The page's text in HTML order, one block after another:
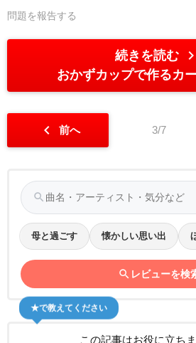
問題を報告する
続きを読む chevron_right
おかずカップで作るカ
chevron_left 前へ 3/7
search
母と過ごす 懐かしい思い出
search レビューを検
この記事はお役に立ち
★で教えてください